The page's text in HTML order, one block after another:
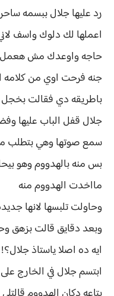
رد عليها جلال ببسمه
اعملها لك دلوك واسف
حاجه واوعدك مش هعمل
جنه فرحت اوي من كلامه
باطريقه دي فقالت
جلال قفل الباب عليها
سمع صوتها وهي بتطلب
بس منه بالهدووم وهو
مااخدت الهدووم منه
وحاولت تلبسها لانها
وبعد دقايق قالت بزهق
ايه ده اصلا ياستاذ جلال؟!
ابتسم جلال في الخارج